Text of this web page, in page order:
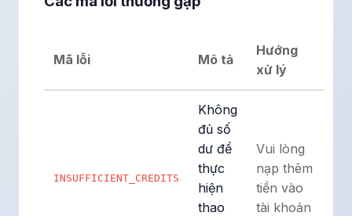
Mã lỗi Mô tả
Hướng
xử lý
INSUFFICIENT_CREDITS
Không
đủ số
dư để
thực
hiện
thao
Vui lòng
nạp thêm
tiền vào
tài khoản